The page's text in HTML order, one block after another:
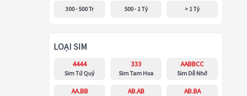
300 - 500 Tr 500 - 1 Tỷ > 1 Tỷ
LOẠI SIM
4444
Sim Tứ Quý
333
Sim Tam Hoa
AABBCC
Sim Dễ Nhớ
AA.BB AB.AB AB.BA